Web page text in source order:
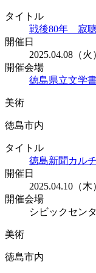
タイトル
戦後80年 寂
開催日
2025.04.08（火
開催会場
徳島県立文学
美術
徳島市内
タイトル
徳島新聞カル
開催日
2025.04.10（木
開催会場
シビックセン
美術
徳島市内